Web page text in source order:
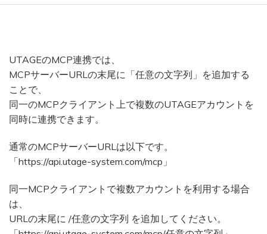
UTAGEのMCP連携では、
MCPサーバーURLの末尾に「任意の文字列」を追加する
ことで、
同一のMCPクライアント上で複数のUTAGEアカウントを
同時に連携できます。
通常のMCPサーバーURLは以下です。
「https://api.utage-system.com/mcp」
同一MCPクライアントで複数アカウントを利用する場合
は、
URLの末尾に /任意の文字列 を追加してください。